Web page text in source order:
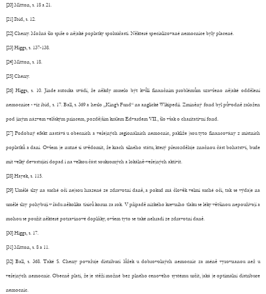
[20] Mitton, s. 18 a 21.
[21] Ibid, s. 12.
[22] Cherry. Možná šlo spíše o nějaké poplatky spoluúčasti. Některé specializované nemocnice byly placené.
[23] Higgs, s. 137-138.
[24] Mitton, s. 18.
[25] Cherry.
[26] Higgs, s. 10. Jinde autorka uvádí, že někdy muselo být kvůli finančním problémům uzavřeno nějaké oddělení
nemocnice - viz ibid, s. 17. Ball, s. 369 a heslo „King’s Fund“ na anglické Wikipedii. Zmíněný fond byl původně založen
pod jiným názvem velšským princem, pozdějším králem Edvardem VII., šlo však o charitativní fond.
[27] Podobný efekt nastává u obecních a veřejných regionálních nemocnic, pakliže jsou tyto financovány z místních
poplatků a daní. Ovšem je nutné si uvědomit, že krach silného státu, který přerozděluje značnou část bohatství, bude
mít velký devastující dopad i na velkou část soukromých a lokálně-veřejných aktivit.
[28] Hayek, s. 115.
[29] Umělé slzy na suché oči nejsou hrazené ze zdravotní daně, a pokud má člověk velmi suché oči, tak se výdaje na
umělé slzy pohybují v řádu několika tisíců korun za rok. V případě nízkého krevního tlaku se léky většinou nepoužívají a
mohou se použít některé potravinové doplňky, ovšem tyto se také nehradí ze zdravotní daně.
[30] Higgs, s. 17.
[31] Mitton, s. 8 a 11.
[32] Ball, s. 368. Také S. Cherry považuje distribuci lůžek u dobrovolných nemocnic za méně vyrovnanou než u
veřejných nemocnic. Obecně platí, že je stěží možné bez plného cenového systému určit, jaká je optimální distribuce
nemocnic.